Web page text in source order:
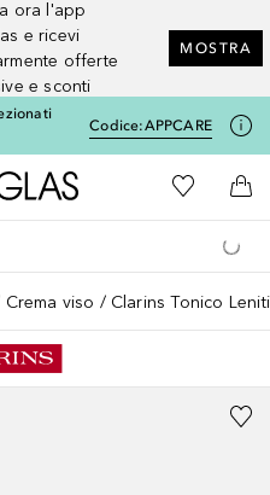
ora l'app
e ricevi
offerte
e sconti
MOSTRA
Codice:APPCARE
A Douglas HomeAlla Mia
Al
Crema viso Clarins Tonico